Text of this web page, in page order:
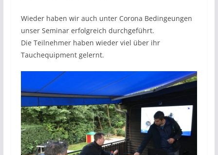
Wieder haben wir auch unter Corona Bedingeungen
unser Seminar erfolgreich durchgeführt.
Die Teilnehmer haben wieder viel über ihr
Tauchequipment gelernt.